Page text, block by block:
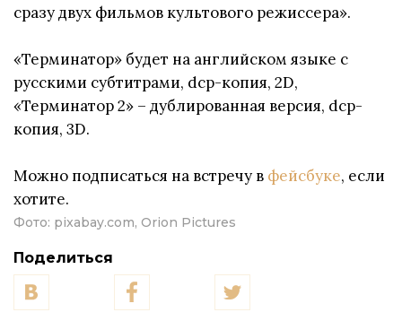
сразу двух фильмов культового режиссера».
«Терминатор» будет на английском языке с
русскими субтитрами, dcp-копия, 2D,
«Терминатор 2» – дублированная версия, dcp-
копия, 3D.
Можно подписаться на встречу в фейсбуке, если
хотите.
Фото: pixabay.com, Orion Pictures
Поделиться